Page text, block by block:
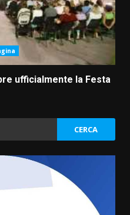
ufficialmente la Festa